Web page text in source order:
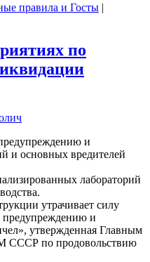
правила и Госты |
по
и
и основных вредителей
лабораторий
утрачивает силу
предупреждению и
утвержденная Главным
СССР по продовольствию